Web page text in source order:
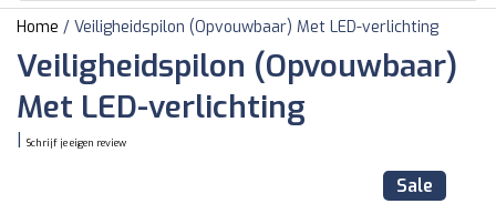
Home / Veiligheidspilon (Opvouwbaar) Met LED-verlichting
Veiligheidspilon (Opvouwbaar)
Met LED-verlichting
Schrijf je eigen review
Sale